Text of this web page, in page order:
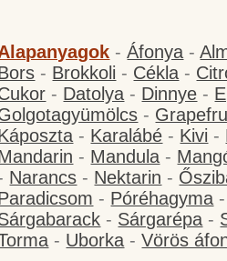
-Áfonya -
- Brokkoli - Cékla -
- Datolya - Dinnye -
-
- Karalábé - Kivi -
- Mandula -
Narancs - Nektarin -
- Póréhagyma
- Sárgarépa -
- Uborka -Vörös